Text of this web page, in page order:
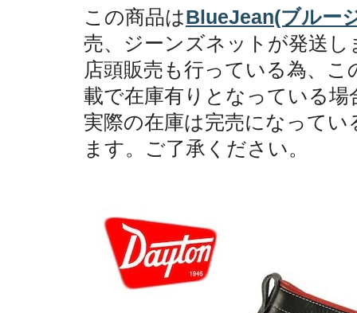
この商品はBlueJean(ブルー
売、ジーンズネットが発送し
店頭販売も行っている為、こ
載で在庫有りとなっている場
実際の在庫は完売になってい
ます。ご了承ください。